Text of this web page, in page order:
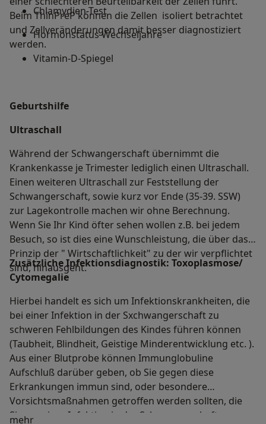
Beim ThinPreP können die Zellen isoliert betrachtet
und Zellveränderungen damit besser diagnostiziert
werden.
Chlamydien-Test
Hormonstatus Wechseljahre
Vitamin-D-Spiegel
Geburtshilfe
Ultraschall
Während der Schwangerschaft übernimmt die
Krankenkasse je Trimester lediglich einen Ultraschall.
Einen weiteren Ultraschall zur Feststellung der
Schwangerschaft, sowie kurz vor Ende (35-39. SSW)
zur Lagekontrolle machen wir ohne Berechnung.
Wenn Sie Ihr Kind öfter sehen wollen z.B. bei jedem
Besuch, so ist dies eine Wunschleistung, die über das
Prinzip der " Wirtschaftlichkeit" zu der wir verpflichtet
sind, hinausgeht.
Zusätzliche Infektionsdiagnostik: Toxoplasmose/
Cytomegalie
Hierbei handelt es sich um Infektionskrankheiten, die
bei einer Infektion in der Sxchwangerschaft zu
schweren Fehlbildungen des Kindes führen können
(Taubheit, Blindheit, Geistige Minderentwicklung etc. ).
Aus einer Blutprobe können Immunglobuline
Aufschluß darüber geben, ob Sie gegen diese
Erkrankungen immun sind, oder besondere
Vorsichtsmaßnahmen getroffen werden sollten, die
Sie vor einer Infektion in der Schwangerschaft
mehrÜber mich